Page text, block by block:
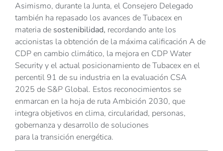
Asimismo, durante la Junta, el Consejero Delegado
también ha repasado los avances de Tubacex en
materia de sostenibilidad, recordando ante los
accionistas la obtención de la máxima calificación A de
CDP en cambio climático, la mejora en CDP Water
Security y el actual posicionamiento de Tubacex en el
percentil 91 de su industria en la evaluación CSA
2025 de S&P Global. Estos reconocimientos se
enmarcan en la hoja de ruta Ambición 2030, que
integra objetivos en clima, circularidad, personas,
gobernanza y desarrollo de soluciones
para la transición energética.